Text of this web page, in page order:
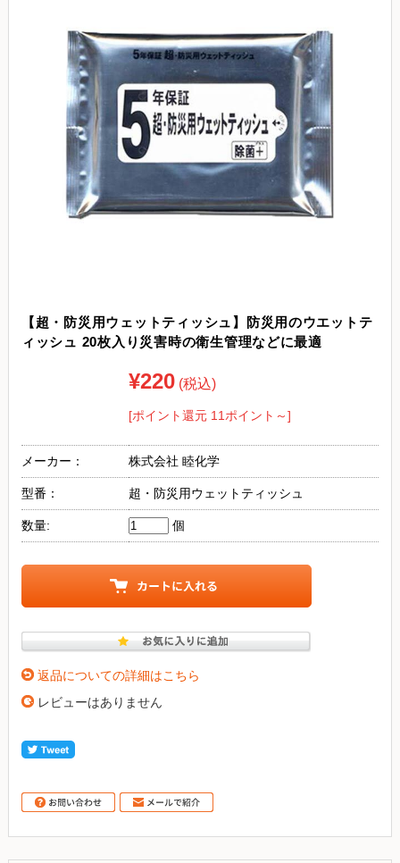
【超・防災用ウェットティッシュ】防災用のウエットテ
ィッシュ 20枚入り災害時の衛生管理などに最適
¥220 (税込)
[ポイント還元 11ポイント～]
メーカー： 株式会社 睦化学
型番： 超・防災用ウェットティッシュ
数量: 個
返品についての詳細はこちら
レビューはありません